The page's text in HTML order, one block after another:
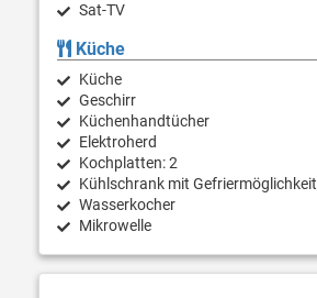
Sat-TV
Küche
Küche
Geschirr
Küchenhandtücher
Elektroherd
Kochplatten: 2
Kühlschrank mit Gefriermöglichkeit
Wasserkocher
Mikrowelle